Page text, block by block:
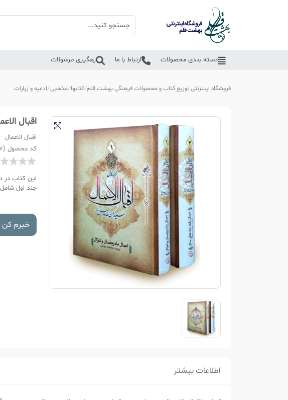
دسته بندی محصولات ارتباط با ما رهگیری مرسولات
فروشگاه اینترنتی توزیع کتاب و محصولات فرهنگی بهشت قلم کتابها مذهبی ادعیه و زیارات
اقبال
اقبال الاعمال
کد محصول (447177)
این کتاب
جلد اول
خبرم کن
اطلاعات بیشتر